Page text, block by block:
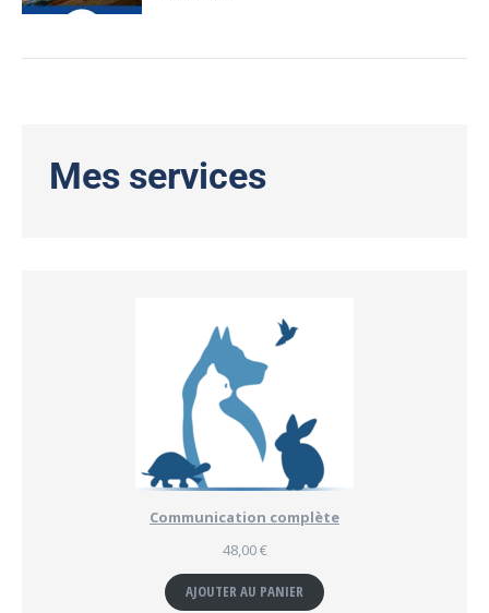
Mes services
Communication complète
48,00€
AJOUTER AU PANIER